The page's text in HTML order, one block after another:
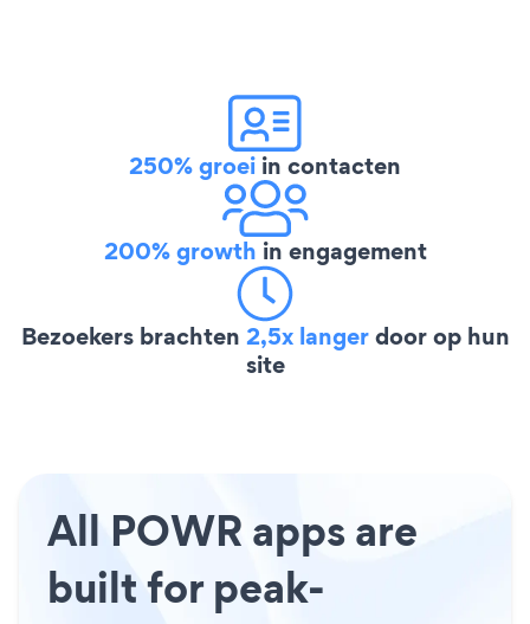
250% groei in contacten
200% growth in engagement
Bezoekers brachten 2,5x langerdoor op hun
site
All POWR apps are
built for peak-